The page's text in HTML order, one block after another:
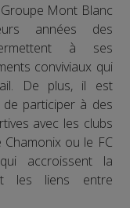
Mont Blanc
années des
à ses
conviviaux qui
De plus, il est
participer à des
avec les clubs
ou le FC
accroissent la
les liens entre